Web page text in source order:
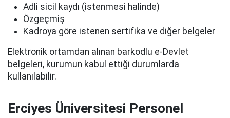
Adli sicil kaydı (istenmesi halinde)
Özgeçmiş
Kadroya göre istenen sertifika ve diğer belgeler
Elektronik ortamdan alınan barkodlu e-Devlet
belgeleri, kurumun kabul ettiği durumlarda
kullanılabilir.
Erciyes Üniversitesi Personel